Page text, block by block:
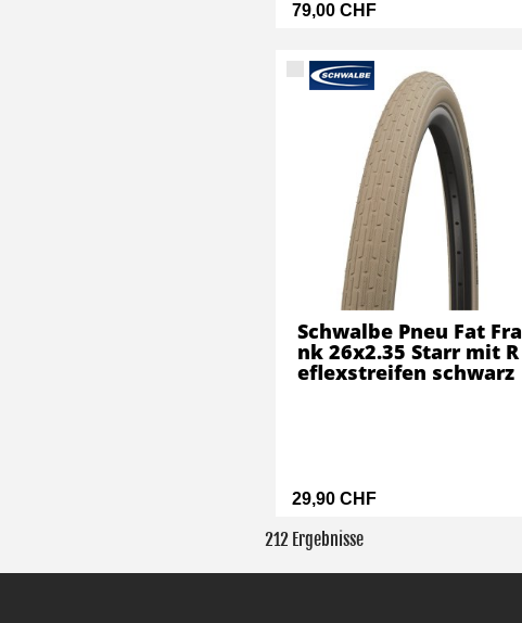
79,00 CHF
29,90 CHF
Schwalbe Pneu Fat Fra
nk 26x2.35 Starr mit R
eflexstreifen schwarz
212 Ergebnisse